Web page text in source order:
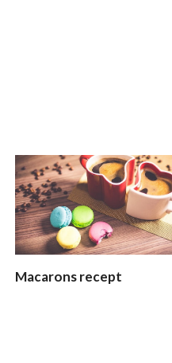
Macarons recept